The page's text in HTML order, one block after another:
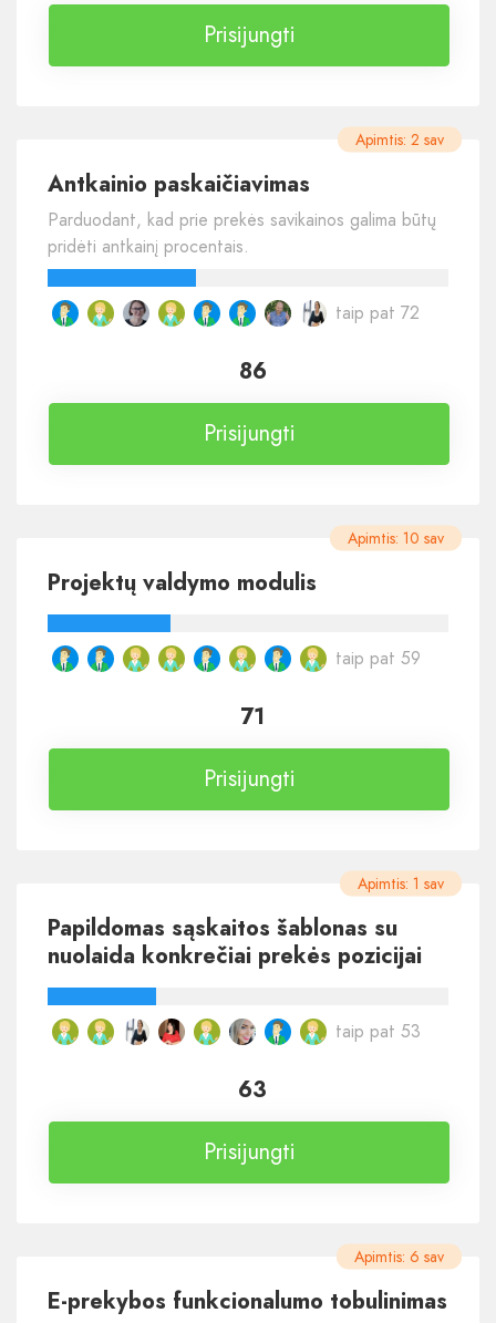
Prisijungti
Apimtis: 2 sav
86
Prisijungti
Antkainio paskaičiavimas
Parduodant, kad prie prekės savikainos galima būtų
pridėti antkainį procentais.
taip pat 72
Apimtis: 10 sav
71
Prisijungti
Projektų valdymo modulis
taip pat 59
Apimtis: 1 sav
63
Prisijungti
Papildomas sąskaitos šablonas su
nuolaida konkrečiai prekės pozicijai
taip pat 53
Apimtis: 6 sav
E-prekybos funkcionalumo tobulinimas